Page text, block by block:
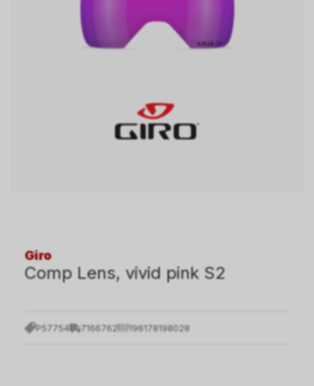
Giro
Comp Lens, vivid pink S2
P57754 7166762 196178198028